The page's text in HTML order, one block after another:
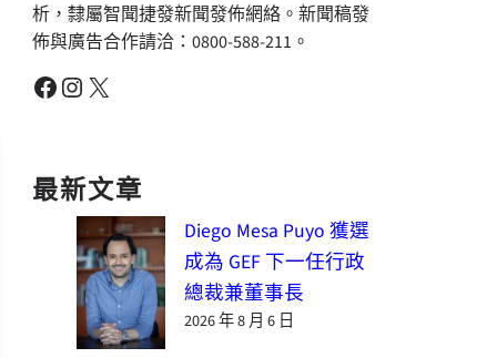
析，隸屬智聞捷發新聞發佈網絡。新聞稿發
佈與廣告合作請洽：0800-588-211。
Facebook Instagram X
最新文章
Diego Mesa Puyo 獲選
成為 GEF 下一任行政
總裁兼董事長
2026 年 8 月 6 日